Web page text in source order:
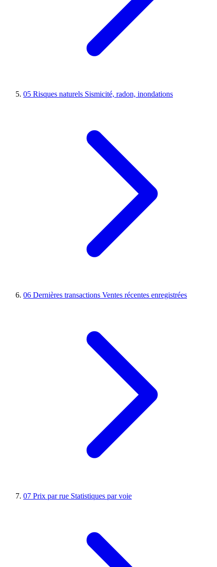
05 Risques naturels Sismicité, radon, inondations
06 Dernières transactions Ventes récentes enregistrées
07 Prix par rue Statistiques par voie